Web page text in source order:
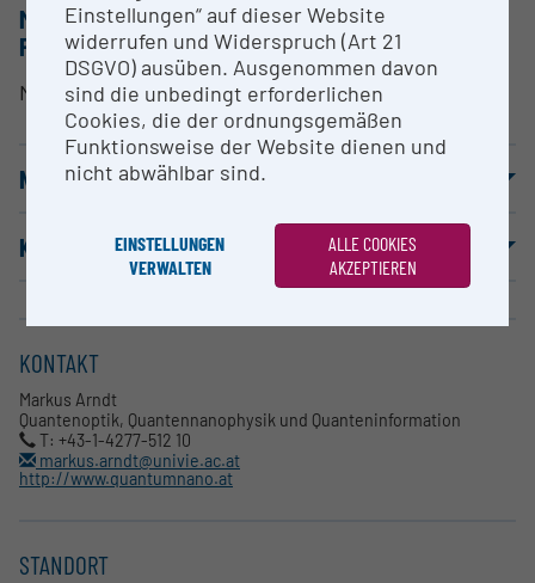
METHODEN & EXPERTISE ZUR
FORSCHUNGSINFRASTRUKTUR
Materiewellenexperiment OTIMA
NUTZUNGSBEDINGUNGEN
KOOPERATIONSPARTNER
KONTAKT
Markus Arndt
Quantenoptik, Quantennanophysik und Quanteninformation
T: +43-1-4277-512 10
markus.arndt@univie.ac.at
http://www.quantumnano.at
STANDORT
Einstellungen“ auf dieser Website
widerrufen und Widerspruch (Art 21
DSGVO) ausüben. Ausgenommen davon
sind die unbedingt erforderlichen
Cookies, die der ordnungsgemäßen
Funktionsweise der Website dienen und
nicht abwählbar sind.
EINSTELLUNGEN
VERWALTEN
ALLE COOKIES
AKZEPTIEREN